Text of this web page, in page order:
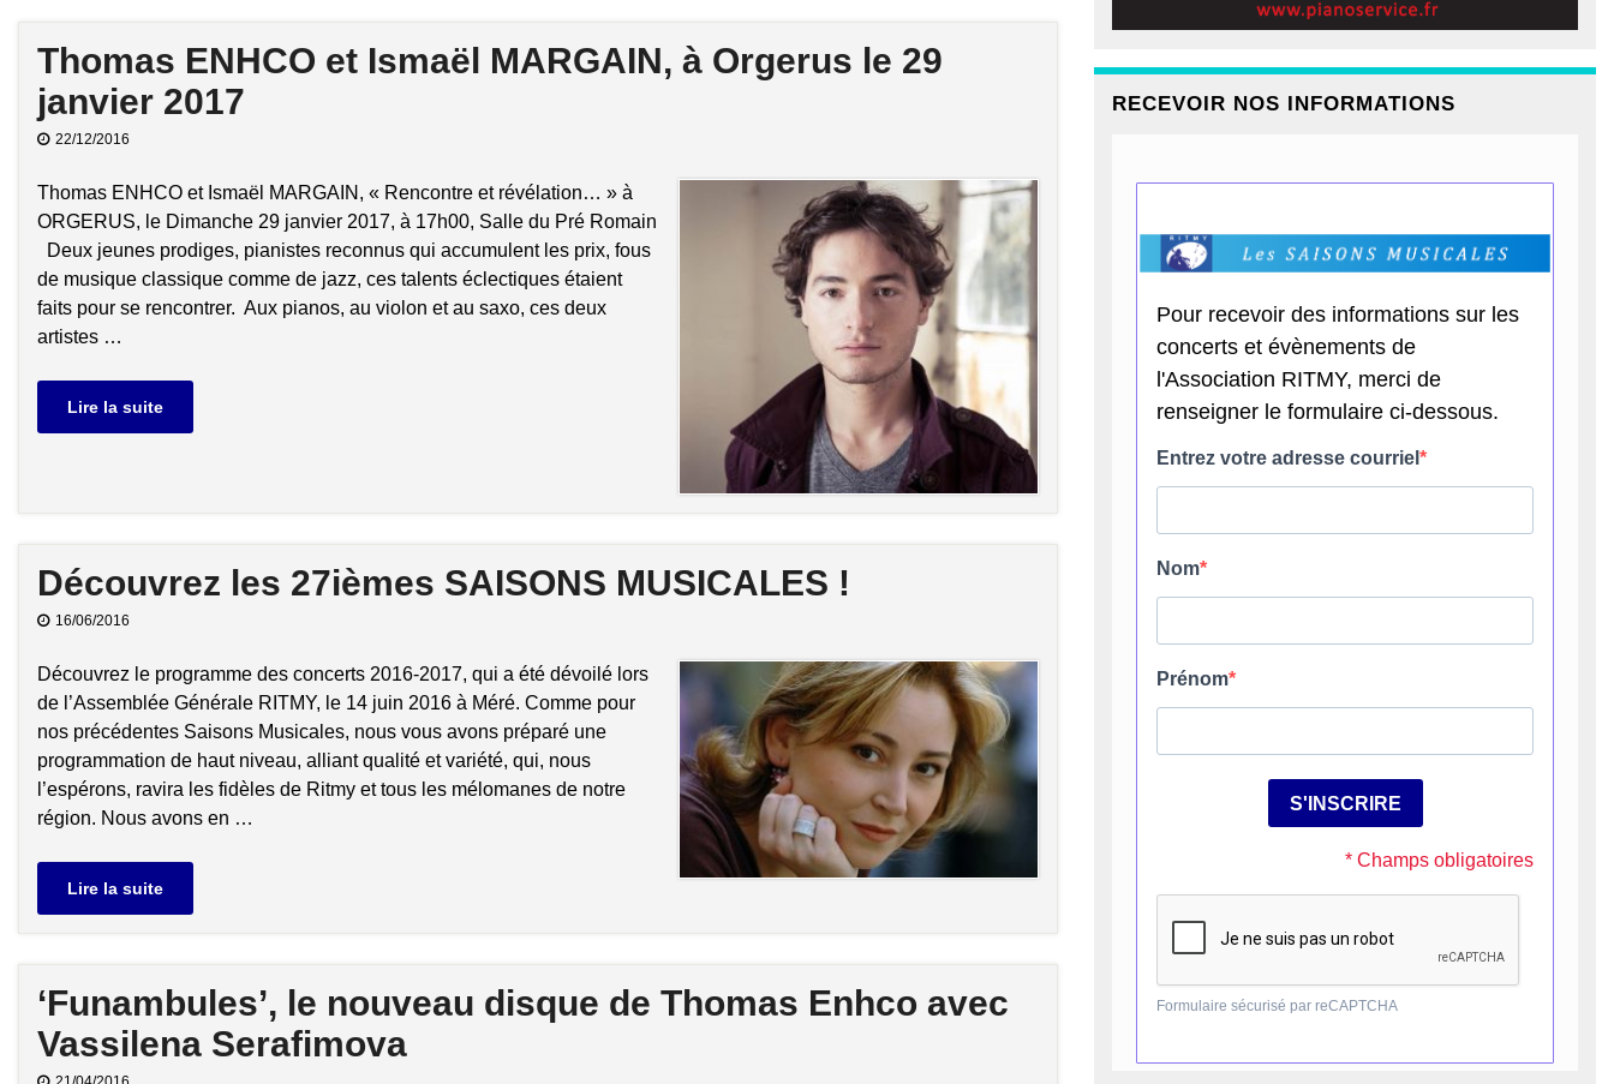
Thomas ENHCO et Ismaël MARGAIN, à Orgerus le 29
janvier 2017
22/12/2016
Thomas ENHCO et Ismaël MARGAIN, « Rencontre et révélation… » à
ORGERUS, le Dimanche 29 janvier 2017, à 17h00, Salle du Pré Romain
Deux jeunes prodiges, pianistes reconnus qui accumulent les prix, fous
de musique classique comme de jazz, ces talents éclectiques étaient
faits pour se rencontrer. Aux pianos, au violon et au saxo, ces deux
artistes …
Lire la suite
Découvrez les 27ièmes SAISONS MUSICALES !
16/06/2016
Découvrez le programme des concerts 2016-2017, qui a été dévoilé lors
de l’Assemblée Générale RITMY, le 14 juin 2016 à Méré. Comme pour
nos précédentes Saisons Musicales, nous vous avons préparé une
programmation de haut niveau, alliant qualité et variété, qui, nous
l’espérons, ravira les fidèles de Ritmy et tous les mélomanes de notre
région. Nous avons en …
Lire la suite
‘Funambules’, le nouveau disque de Thomas Enhco avec
Vassilena Serafimova
RECEVOIR NOS INFORMATIONS